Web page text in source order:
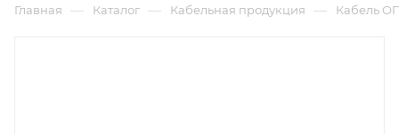
Главная — Каталог — Кабельная продукция — Кабель